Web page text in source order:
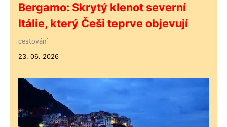
Bergamo: Skrytý klenot severní
Itálie, který Češi teprve objevují
cestování
23. 06. 2026